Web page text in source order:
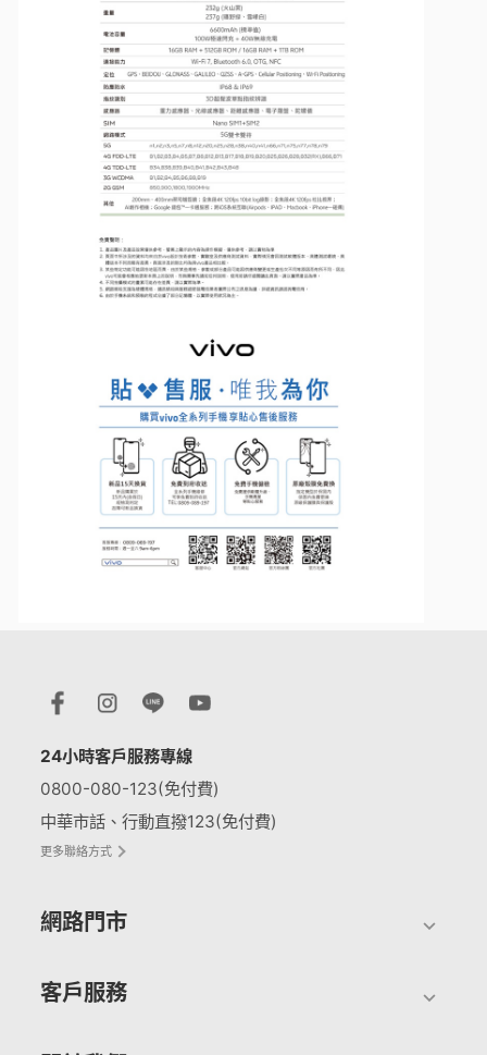
24小時客戶服務專線
0800-080-123(免付費)
中華市話、行動直撥123(免付費)
更多聯絡方式
網路門市
客戶服務